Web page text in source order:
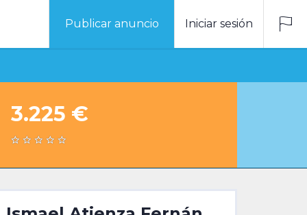
Publicar anuncio Iniciar sesión
3.225 €